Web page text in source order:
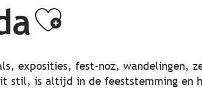
Ajouter
exposities, fest-noz, wandelingen,
stil, is altijd in de feeststemming en